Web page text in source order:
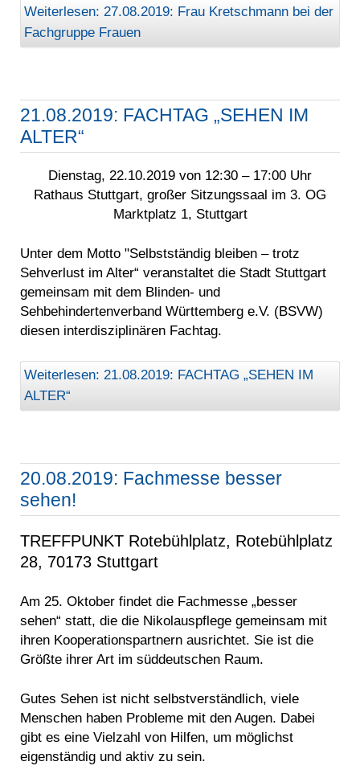
Weiterlesen: 27.08.2019: Frau Kretschmann bei der
Fachgruppe Frauen
21.08.2019: FACHTAG „SEHEN IM
ALTER“
Dienstag, 22.10.2019 von 12:30 – 17:00 Uhr
Rathaus Stuttgart, großer Sitzungssaal im 3. OG
Marktplatz 1, Stuttgart
Unter dem Motto "Selbstständig bleiben – trotz
Sehverlust im Alter“ veranstaltet die Stadt Stuttgart
gemeinsam mit dem Blinden- und
Sehbehindertenverband Württemberg e.V. (BSVW)
diesen interdisziplinären Fachtag.
Weiterlesen: 21.08.2019: FACHTAG „SEHEN IM
ALTER“
20.08.2019: Fachmesse besser
sehen!
TREFFPUNKT Rotebühlplatz, Rotebühlplatz
28, 70173 Stuttgart
Am 25. Oktober findet die Fachmesse „besser
sehen“ statt, die die Nikolauspflege gemeinsam mit
ihren Kooperationspartnern ausrichtet. Sie ist die
Größte ihrer Art im süddeutschen Raum.
Gutes Sehen ist nicht selbstverständlich, viele
Menschen haben Probleme mit den Augen. Dabei
gibt es eine Vielzahl von Hilfen, um möglichst
eigenständig und aktiv zu sein.